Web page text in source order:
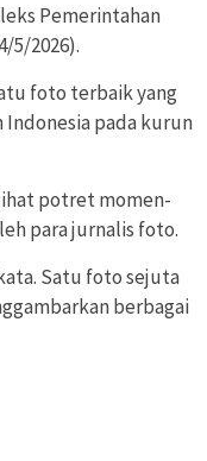
Pemerintahan
5/2026).
foto terbaik yang
pada kurun
potret momen-
para jurnalis foto.
Satu foto sejuta
berbagai